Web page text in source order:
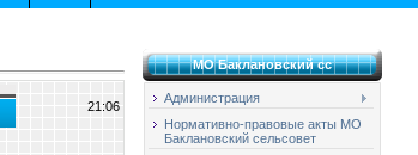
21:06
МО Баклановский сс
Администрация
Нормативно-правовые акты МО
Баклановский сельсовет